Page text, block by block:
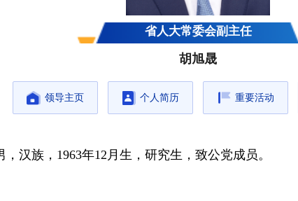
省人大常委会副主任
胡旭晟
领导主页 个人简历 重要活动
，汉族，1963年12月生，研究生，致公党成员。